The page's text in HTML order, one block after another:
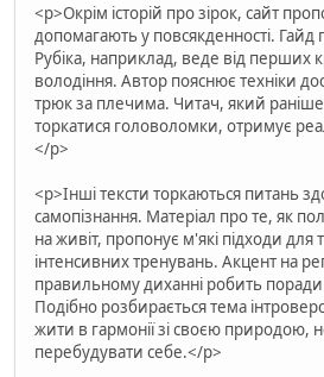
<p>Окрім історій про зірок, сайт
допомагають у повсякденності. Гайд
Рубіка, наприклад, веде від перших
володіння. Автор пояснює техніки
трюк за плечима. Читач, який раніше
торкатися головоломки, отримує
</p>
<p>Інші тексти торкаються питань
самопізнання. Матеріал про те, як
на живіт, пропонує м'які підходи
інтенсивних тренувань. Акцент на
правильному диханні робить
Подібно розбирається тема
жити в гармонії зі своєю природою,
перебудувати себе.</p>